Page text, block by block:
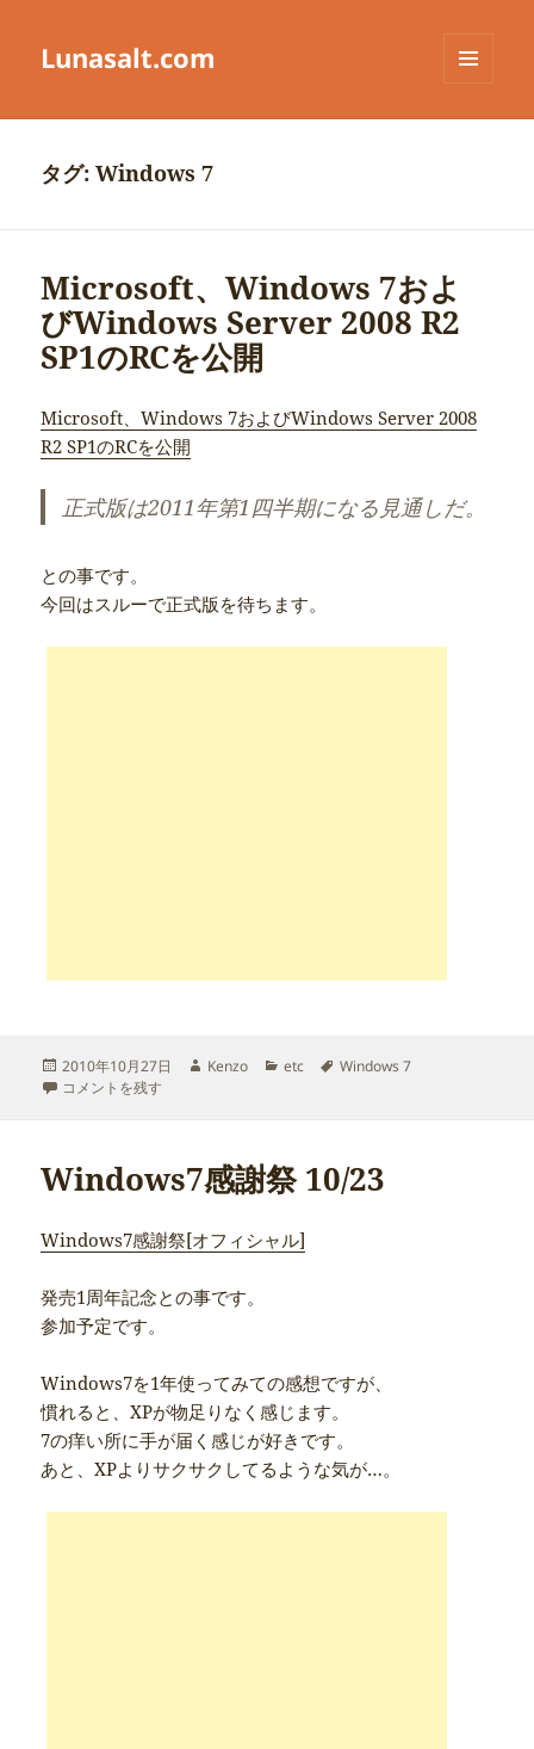
Lunasalt.com
ーとウ
タグ:Windows 7
Microsoft、Windows 7およ
びWindows Server 2008 R2
SP1のRCを公開
Microsoft、Windows 7およびWindows Server 2008
R2 SP1のRCを公開
正式版は2011年第1四半期になる見通しだ。
との事です。
今回はスルーで正式版を待ちます。
投
稿
2010年10月27日
作
Kenzo
カ
etc
タ
Windows 7
Microsoft、Windows 7およびWindows Server 2008 R2 SP1のRCを公開
コメントを残す
Windows7感謝祭 10/23
Windows7感謝祭[オフィシャル]
発売1周年記念との事です。
参加予定です。
Windows7を1年使ってみての感想ですが、
慣れると、XPが物足りなく感じます。
7の痒い所に手が届く感じが好きです。
あと、XPよりサクサクしてるような気が…。